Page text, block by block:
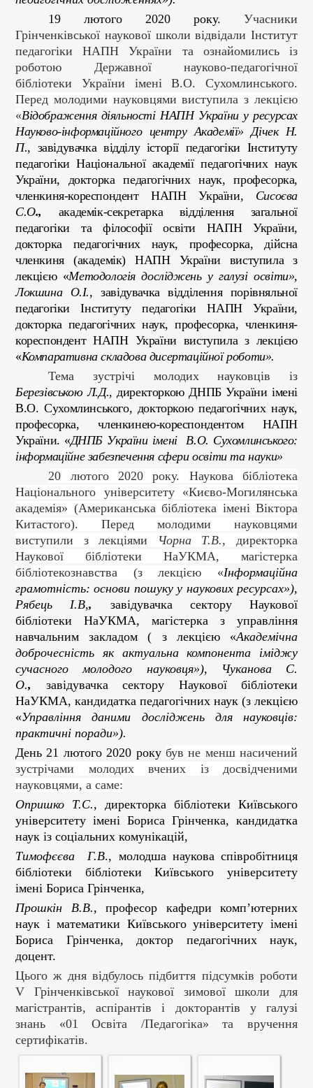
19 лютого 2020 року. Учасники
Грінченківської наукової школи відвідали Інститут
педагогіки НАПН України та ознайомились із
роботою Державної науково-педагогічної
бібліотеки України імені В.О. Сухомлинського.
Перед молодими науковцями виступила з лекцією
«Відображення діяльності НАПН України у ресурсах
Науково-інформаційного центру Академії» Дічек Н.
П., завідувачка відділу історії педагогіки Інституту
педагогіки Національної академії педагогічних наук
України, докторка педагогічних наук, професорка,
членкиня-кореспондент НАПН України, Сисоєва
С.О., академік-секретарка відділення загальної
педагогіки та філософії освіти НАПН України,
докторка педагогічних наук, професорка, дійсна
членкиня (академік) НАПН України виступила з
лекцією «Методологія досліджень у галузі освіти»,
Локшина О.І., завідувачка відділення порівняльної
педагогіки Інституту педагогіки НАПН України,
докторка педагогічних наук, професорка, членкиня-
кореспондент НАПН України виступила з лекцією
«Компаративна складова дисертаційної роботи».
Тема зустрічі молодих науковців із
Березівською Л.Д., директоркою ДНПБ України імені
В.О. Сухомлинського, докторкою педагогічних наук,
професорка, членкинею-кореспондентом НАПН
України. «ДНПБ України імені В.О. Сухомлинського:
інформаційне забезпечення сфери освіти та науки»
20 лютого 2020 року. Наукова бібліотека
Національного університету «Києво-Могилянська
академія» (Американська бібліотека імені Віктора
Китастого). Перед молодими науковцями
виступили з лекціями
Чорна Т.В., директорка
Наукової бібліотеки НаУКМА, магістерка
бібліотекознавства (з лекцією «Інформаційна
грамотність: основи пошуку у наукових ресурсах»),
Рябець І.В,, завідувачка сектору Наукової
бібліотеки НаУКМА, магістерка з управління
навчальним закладом ( з лекцією «Академічна
доброчесність як актуальна компонента іміджу
сучасного молодого науковця»), Чуканова С.
О., завідувачка сектору Наукової бібліотеки
НаУКМА, кандидатка педагогічних наук (з лекцією
«Управління даними досліджень для науковців:
практичні поради»).
День 21 лютого 2020 року був не менш насичений
зустрічами молодих вчених із досвідченими
науковцями, а саме:
Опришко Т.С., директорка бібліотеки Київського
університету імені Бориса Грінченка, кандидатка
наук із соціальних комунікацій,
Тимофєєва
Г.В., молодша наукова співробітниця
бібліотеки бібліотеки Київського університету
імені Бориса Грінченка,
Прошкін В.В., професор кафедри комп’ютерних
наук і математики Київського університету імені
Бориса Грінченка, доктор педагогічних наук,
доцент.
Цього ж дня відбулось підбиття підсумків роботи
V Грінченківської наукової зимової школи для
магістрантів, аспірантів і докторан­тів у галузі
знань «01 Освіта /Педагогіка» та вручення
сертифікатів.